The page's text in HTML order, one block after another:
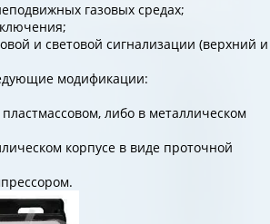
газовых средах;
и световой сигнализации (верхний и
модификации:
либо в металлическом
корпусе в виде проточной